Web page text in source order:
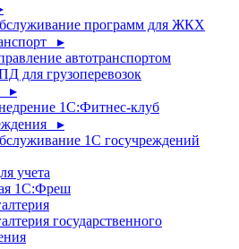
программ для ЖКХ
▸
автотранспортом
для грузоперевозок
▸
1С:Фитнес-клуб
▸
1С госучреждений
учета
1С:Фреш
государственного